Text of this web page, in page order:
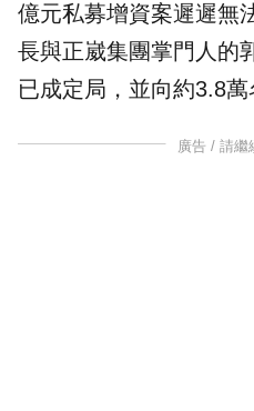
億元私募增資案遲遲無
長與正崴集團掌門人的
已成定局，並向約3.8萬
廣告 / 請繼